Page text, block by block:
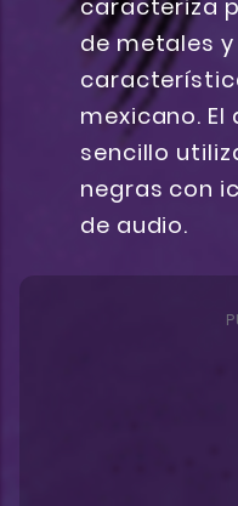
caracteriza
de metales
mexicano.
sencillo
negras con
de audio.